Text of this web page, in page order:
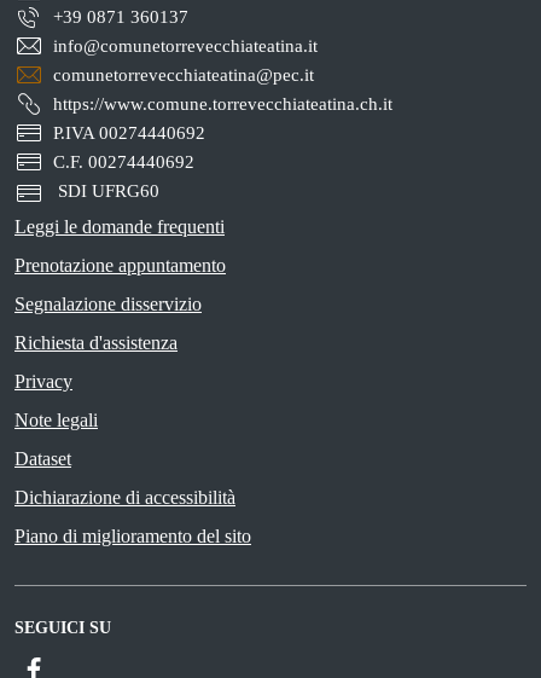
+39 0871 360137
info@comunetorrevecchiateatina.it
comunetorrevecchiateatina@pec.it
https://www.comune.torrevecchiateatina.ch.it
P.IVA 00274440692
C.F. 00274440692
SDI UFRG60
Leggi le domande frequenti
Prenotazione appuntamento
Segnalazione disservizio
Richiesta d'assistenza
Privacy
Note legali
Dataset
Dichiarazione di accessibilità
Piano di miglioramento del sito
SEGUICI SU